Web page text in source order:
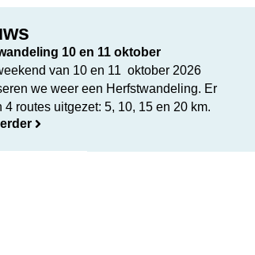
10 en 11 oktober
van 10 en 11 oktober 2026
we weer een Herfstwandeling. Er
4 routes uitgezet: 5, 10, 15 en 20 km.